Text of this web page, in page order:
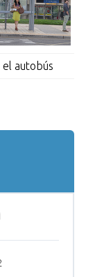
autobús